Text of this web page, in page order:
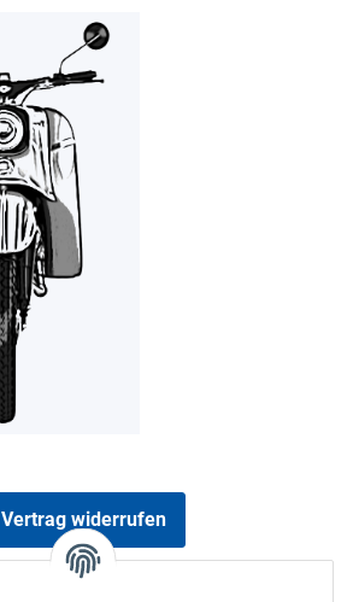
Vertrag widerrufen